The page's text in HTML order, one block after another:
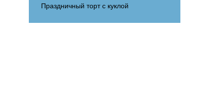
Праздничный торт с куклой